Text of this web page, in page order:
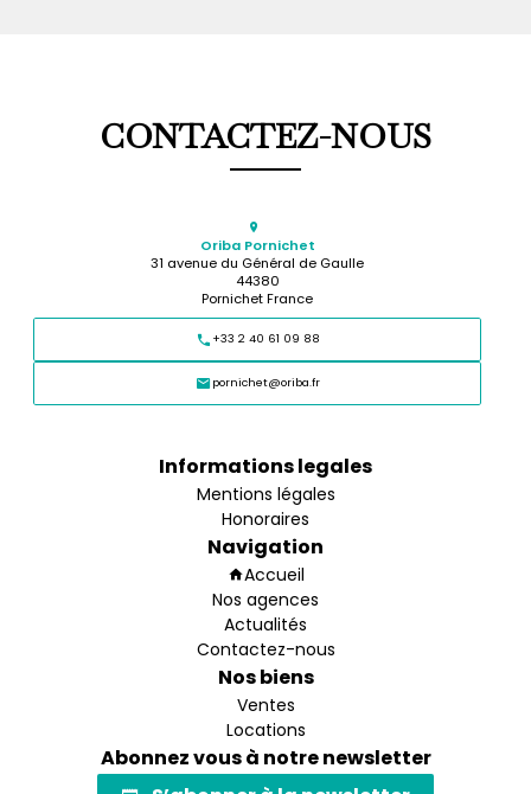
CONTACTEZ-NOUS
Oriba Pornichet
31 avenue du Général de Gaulle
44380
Pornichet France
+33 2 40 61 09 88
pornichet@oriba.fr
Informations legales
Mentions légales
Honoraires
Navigation
Accueil
Nos agences
Actualités
Contactez-nous
Nos biens
Ventes
Locations
Abonnez vous à notre newsletter